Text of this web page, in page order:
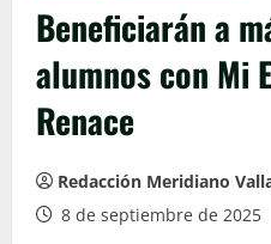
Beneficiarán a
alumnos con Mi
Renace
Redacción Meridiano
8 de septiembre de 2025